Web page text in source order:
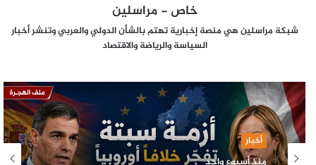
خاص - مراسلين
شبكة مراسلين هي منصة إخبارية تهتم بالشأن الدولي والعربي وتنشر أخبار
السياسة والرياضة والاقتصاد
أخبار